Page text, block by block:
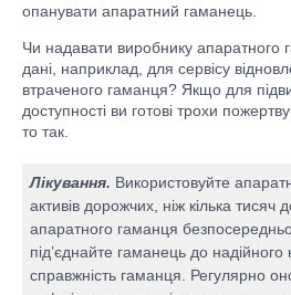
опанувати апаратний гаманець.
Чи надавати виробнику апаратного
дані, наприклад, для сервісу
втраченого гаманця? Якщо для
доступності ви готові трохи
то так.
Лікування. Використовуйте
активів дорожчих, ніж кілька тисяч
апаратного гаманця
під’єднайте гаманець до
справжність гаманця. Регулярно